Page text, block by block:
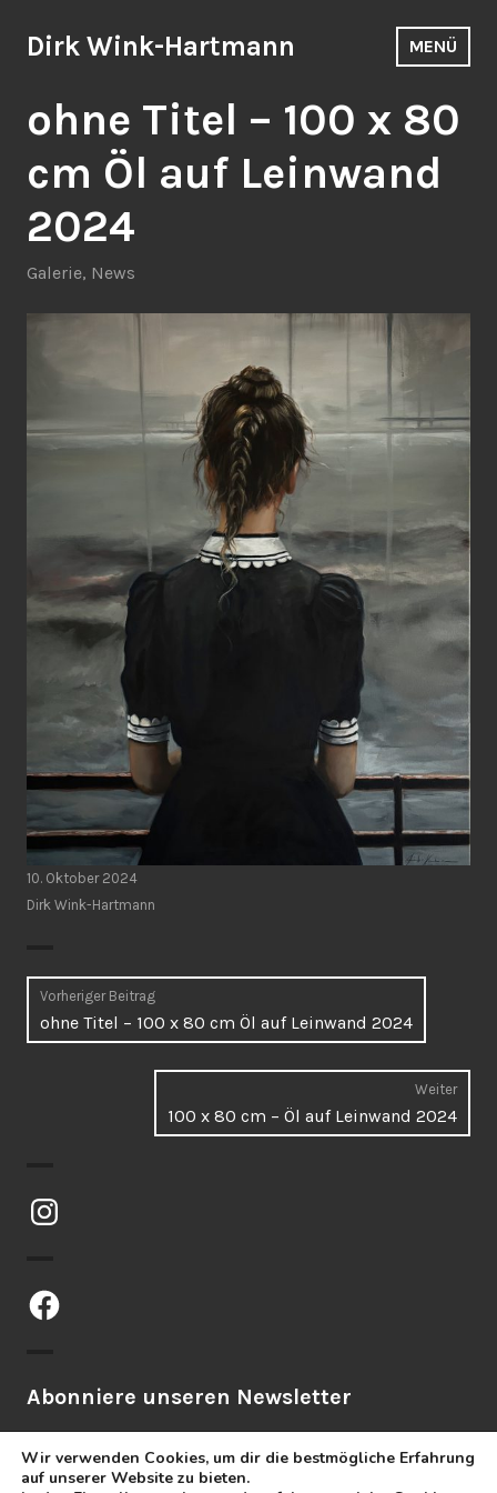
Inhalt
Dirk Wink-Hartmann MENÜ
ohne Titel – 100 x 80
cm Öl auf Leinwand
2024
Galerie, News
10. Oktober 2024
Dirk Wink-Hartmann
Beitragsnavigation
Vorheriger Beitrag
Vorheriger
Beitrag:
ohne Titel – 100 x 80 cm Öl auf Leinwand 2024
Weiter
100 x 80 cm – Öl auf Leinwand 2024
Instagram
Facebook
Abonniere unseren Newsletter
Wir verwenden Cookies, um dir die bestmögliche Erfahrung
auf unserer Website zu bieten.